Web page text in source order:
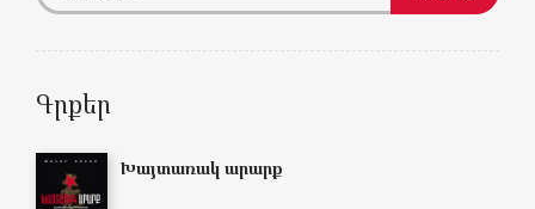
Գրքեր
Խայտառակ արարք